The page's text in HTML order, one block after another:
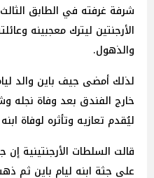
شرفة غرفته في الطابق
الأرجنتين ليترك معجبينه
والذهول.
لذلك أمضى جيف باين والد
خارج الفندق بعد وفاة
ليُقدم تعازيه وتأثره لوفاة
قالت السلطات الأرجنتينية
على جثة ابنه ليام باين ثم